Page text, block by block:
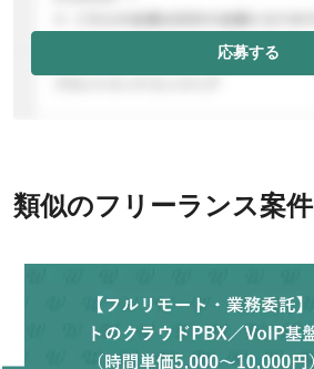
応募する
類似のフリーランス案件